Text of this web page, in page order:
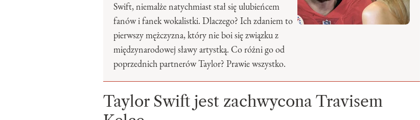
Swift, niemalże natychmiast stał się ulubieńcem
fanów i fanek wokalistki. Dlaczego? Ich zdaniem to
pierwszy mężczyzna, który nie boi się związku z
międzynarodowej sławy artystką. Co różni go od
poprzednich partnerów Taylor? Prawie wszystko.
Taylor Swift jest zachwycona Travisem